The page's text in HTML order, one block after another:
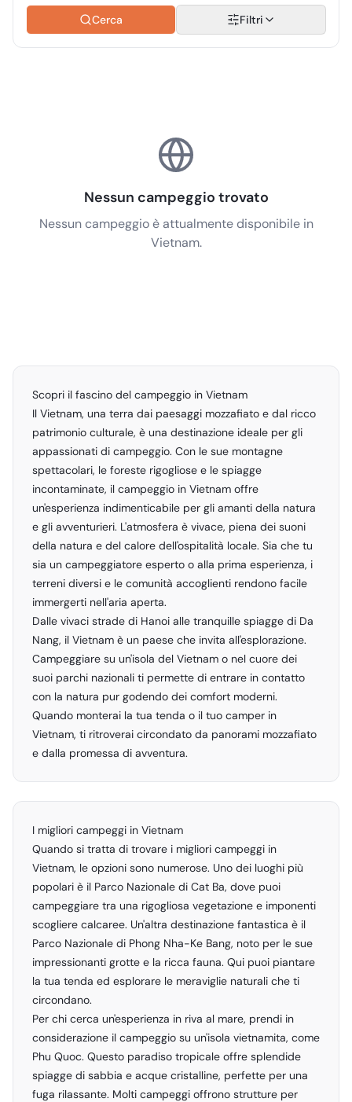
Cerca Filtri
Nessun campeggio trovato
Nessun campeggio è attualmente disponibile in
Vietnam.
Scopri il fascino del campeggio in Vietnam
Il Vietnam, una terra dai paesaggi mozzafiato e dal ricco
patrimonio culturale, è una destinazione ideale per gli
appassionati di campeggio. Con le sue montagne
spettacolari, le foreste rigogliose e le spiagge
incontaminate, il campeggio in Vietnam offre
un'esperienza indimenticabile per gli amanti della natura
e gli avventurieri. L'atmosfera è vivace, piena dei suoni
della natura e del calore dell'ospitalità locale. Sia che tu
sia un campeggiatore esperto o alla prima esperienza, i
terreni diversi e le comunità accoglienti rendono facile
immergerti nell'aria aperta.
Dalle vivaci strade di Hanoi alle tranquille spiagge di Da
Nang, il Vietnam è un paese che invita all'esplorazione.
Campeggiare su un'isola del Vietnam o nel cuore dei
suoi parchi nazionali ti permette di entrare in contatto
con la natura pur godendo dei comfort moderni.
Quando monterai la tua tenda o il tuo camper in
Vietnam, ti ritroverai circondato da panorami mozzafiato
e dalla promessa di avventura.
I migliori campeggi in Vietnam
Quando si tratta di trovare i migliori campeggi in
Vietnam, le opzioni sono numerose. Uno dei luoghi più
popolari è il Parco Nazionale di Cat Ba, dove puoi
campeggiare tra una rigogliosa vegetazione e imponenti
scogliere calcaree. Un'altra destinazione fantastica è il
Parco Nazionale di Phong Nha-Ke Bang, noto per le sue
impressionanti grotte e la ricca fauna. Qui puoi piantare
la tua tenda ed esplorare le meraviglie naturali che ti
circondano.
Per chi cerca un'esperienza in riva al mare, prendi in
considerazione il campeggio su un'isola vietnamita, come
Phu Quoc. Questo paradiso tropicale offre splendide
spiagge di sabbia e acque cristalline, perfette per una
fuga rilassante. Molti campeggi offrono strutture per